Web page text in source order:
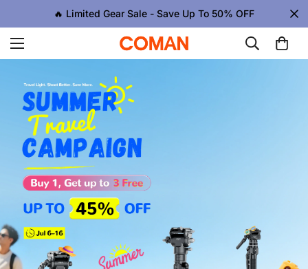
🔥 Limited Gear Sale - Save Up To 50% OFF